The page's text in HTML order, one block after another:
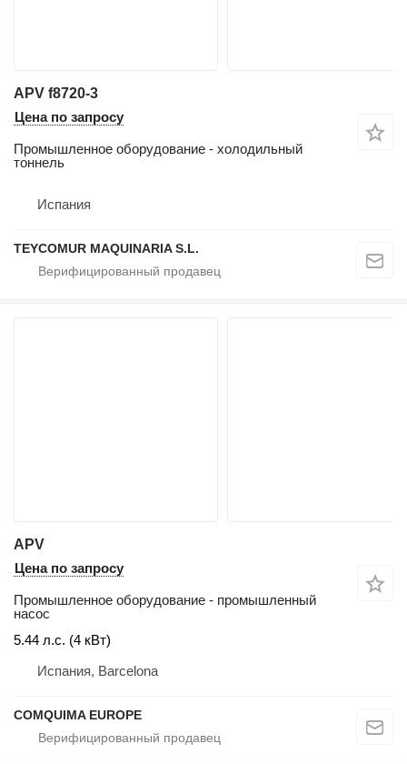
APV f8720-3
Цена по запросу
Промышленное оборудование - холодильный
тоннель
Испания
TEYCOMUR MAQUINARIA S.L.
APV
Цена по запросу
Промышленное оборудование - промышленный
насос
5.44 л.с. (4 кВт)
Испания, Barcelona
COMQUIMA EUROPE